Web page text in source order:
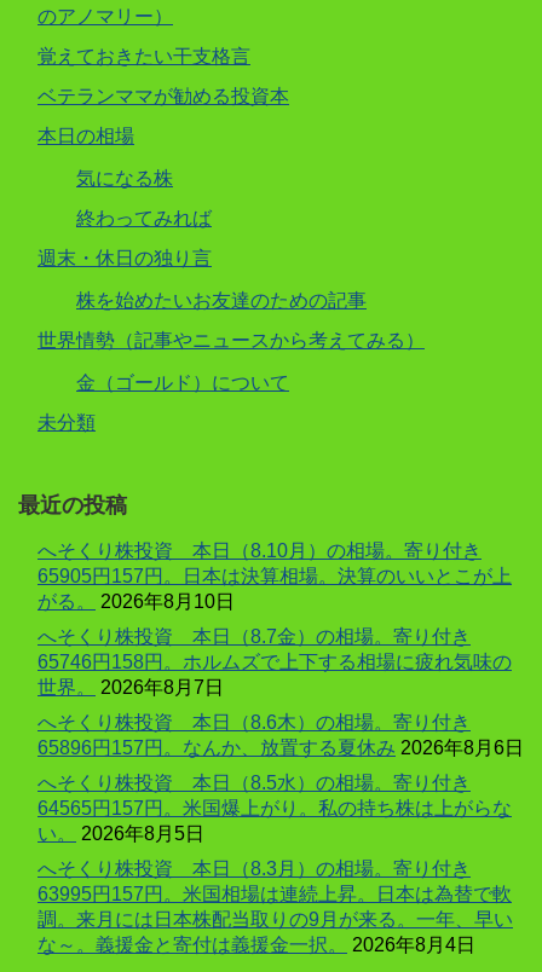
のアノマリー）
覚えておきたい干支格言
ベテランママが勧める投資本
本日の相場
気になる株
終わってみれば
週末・休日の独り言
株を始めたいお友達のための記事
世界情勢（記事やニュースから考えてみる）
金（ゴールド）について
未分類
最近の投稿
へそくり株投資 本日（8.10月）の相場。寄り付き
65905円157円。日本は決算相場。決算のいいとこが上
がる。
2026年8月10日
へそくり株投資 本日（8.7金）の相場。寄り付き
65746円158円。ホルムズで上下する相場に疲れ気味の
世界。
2026年8月7日
へそくり株投資 本日（8.6木）の相場。寄り付き
65896円157円。なんか、放置する夏休み 2026年8月6日
へそくり株投資 本日（8.5水）の相場。寄り付き
64565円157円。米国爆上がり。私の持ち株は上がらな
い。
2026年8月5日
へそくり株投資 本日（8.3月）の相場。寄り付き
63995円157円。米国相場は連続上昇。日本は為替で軟
調。来月には日本株配当取りの9月が来る。一年、早い
な～。義援金と寄付は義援金一択。
2026年8月4日